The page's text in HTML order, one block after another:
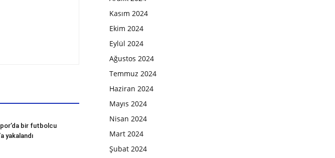
bir futbolcu
yakalandı
Kasım 2024
Ekim 2024
Eylül 2024
Ağustos 2024
Temmuz 2024
Haziran 2024
Mayıs 2024
Nisan 2024
Mart 2024
Şubat 2024